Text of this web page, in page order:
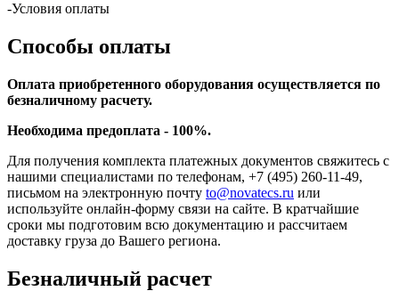
-Условия оплаты
Способы оплаты
Оплата приобретенного оборудования осуществляется по
безналичному расчету.
Необходима предоплата - 100%.
Для получения комплекта платежных документов свяжитесь с
нашими специалистами по телефонам, +7 (495) 260-11-49,
письмом на электронную почту to@novatecs.ru или
используйте онлайн-форму связи на сайте. В кратчайшие
сроки мы подготовим всю документацию и рассчитаем
доставку груза до Вашего региона.
Безналичный расчет